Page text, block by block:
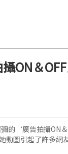
ON＆
彌的‘廣告拍攝ON
動圖引起了許多網